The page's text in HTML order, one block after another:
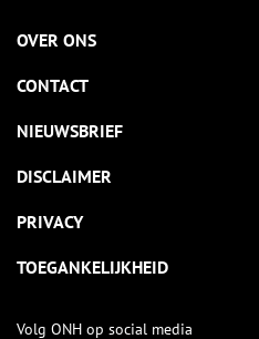
OVER ONS
CONTACT
NIEUWSBRIEF
DISCLAIMER
PRIVACY
TOEGANKELIJKHEID
Volg ONH op social media